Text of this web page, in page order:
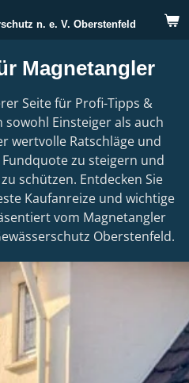
n. e. V. Oberstenfeld
Magnetangler
Seite für Profi-Tipps &
Einsteiger als auch
wertvolle Ratschläge und
zu steigern und
schützen. Entdecken Sie
Kaufanreize und wichtige
vom Magnetangler
Oberstenfeld.